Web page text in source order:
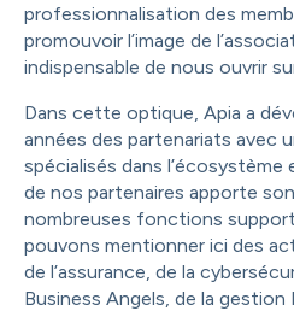
professionnalisation des
promouvoir l’image de
indispensable de nous ouvrir
Dans cette optique, Apia a
années des partenariats avec
spécialisés dans l’écosystème
de nos partenaires apporte
nombreuses fonctions
pouvons mentionner ici des
de l’assurance, de la
Business Angels, de la gestion